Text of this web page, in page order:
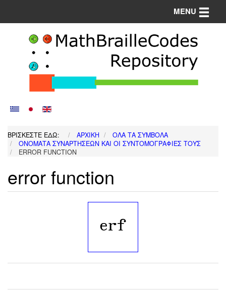
MENU Toggle
ΒΡΊΣΚΕΣΤΕ ΕΔΏ: ΑΡΧΙΚΉ
ΌΛΑ ΤΑ ΣΎΜΒΟΛΑ
ΟΝΌΜΑΤΑ ΣΥΝΑΡΤΉΣΕΩΝ ΚΑΙ ΟΙ ΣΥΝΤΟΜΟΓΡΑΦΊΕΣ ΤΟΥΣ
ERROR FUNCTION
error function